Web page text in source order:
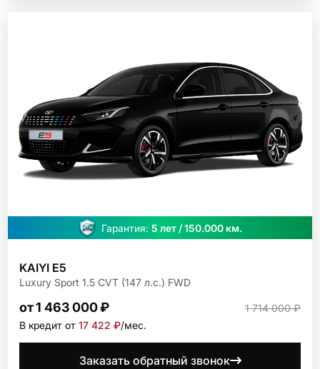
Гарантия: 5 лет / 150.000 км.
KAIYI E5
Luxury Sport 1.5 CVT (147 л.с.) FWD
от 1 463 000 ₽
1 714 000 ₽
В кредит от 17 422 ₽/мec.
Заказать обратный звонок